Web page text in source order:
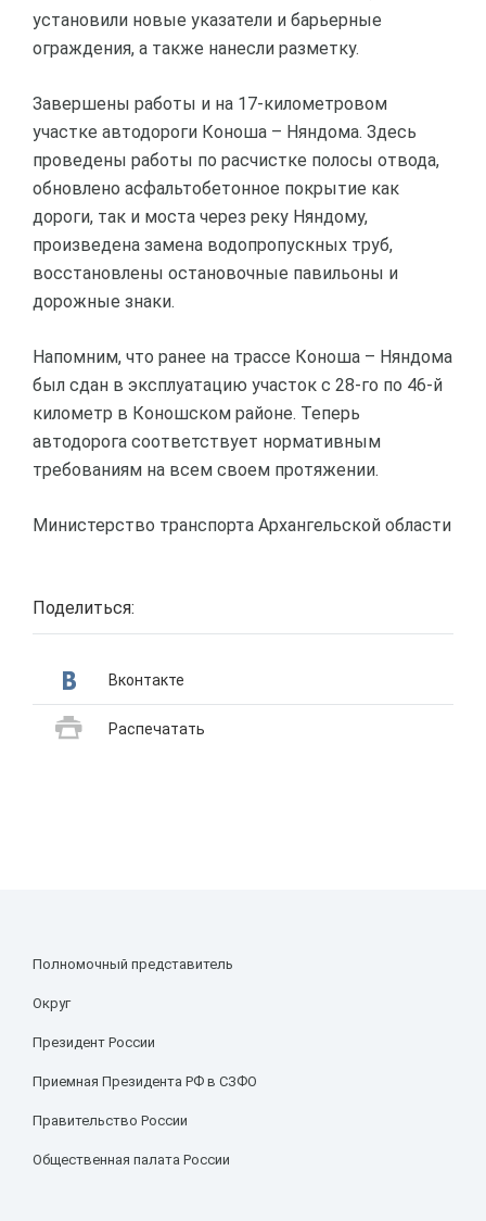
установили новые указатели и барьерные
ограждения, а также нанесли разметку.
Завершены работы и на 17-километровом
участке автодороги Коноша – Няндома. Здесь
проведены работы по расчистке полосы отвода,
обновлено асфальтобетонное покрытие как
дороги, так и моста через реку Няндому,
произведена замена водопропускных труб,
восстановлены остановочные павильоны и
дорожные знаки.
Напомним, что ранее на трассе Коноша – Няндома
был сдан в эксплуатацию участок с 28-го по 46-й
километр в Коношском районе. Теперь
автодорога соответствует нормативным
требованиям на всем своем протяжении.
Министерство транспорта Архангельской области
Поделиться:
Вконтакте
Распечатать
Полномочный представитель
Округ
Президент России
Приемная Президента РФ в СЗФО
Правительство России
Общественная палата России